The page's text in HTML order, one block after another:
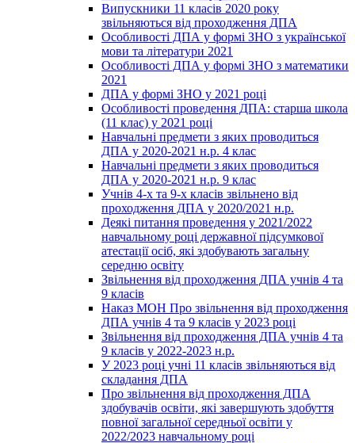
Випускники 11 класів 2020 року
звільняються від проходження ДПА
Особливості ДПА у формі ЗНО з української
мови та літератури 2021
Особливості ДПА у формі ЗНО з математики
2021
ДПА у формі ЗНО у 2021 році
Особливості проведення ДПА: старша школа
(11 клас) у 2021 році
Навчальні предмети з яких проводиться
ДПА у 2020-2021 н.р. 4 клас
Навчальні предмети з яких проводиться
ДПА у 2020-2021 н.р. 9 клас
Учнів 4-х та 9-х класів звільнено від
проходження ДПА у 2020/2021 н.р.
Деякі питання проведення у 2021/2022
навчальному році державної підсумкової
атестації осіб, які здобувають загальну
середню освіту
Звільнення від проходження ДПА учнів 4 та
9 класів
Наказ МОН Про звільнення від проходження
ДПА учнів 4 та 9 класів у 2023 році
Звільнення від проходження ДПА учнів 4 та
9 класів у 2022-2023 н.р.
У 2023 році учні 11 класів звільняються від
складання ДПА
Про звільнення від проходження ДПА
здобувачів освіти, які завершують здобуття
повної загальної середньої освіти у
2022/2023 навчальному році